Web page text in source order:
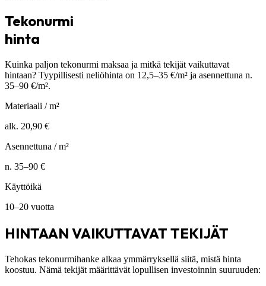
Tekonurmi
hinta
Kuinka paljon tekonurmi maksaa ja mitkä tekijät vaikuttavat
hintaan? Tyypillisesti neliöhinta on 12,5–35 €/m² ja asennettuna n.
35–90 €/m².
Materiaali / m²
alk. 20,90 €
Asennettuna / m²
n. 35–90 €
Käyttöikä
10–20 vuotta
HINTAAN VAIKUTTAVAT TEKIJÄT
Tehokas tekonurmihanke alkaa ymmärryksellä siitä, mistä hinta
koostuu. Nämä tekijät määrittävät lopullisen investoinnin suuruuden: